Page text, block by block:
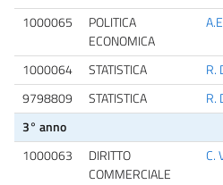
1000065
POLITICA
ECONOMICA
1000064 STATISTICA R.
9798809
STATISTICA R.
3° anno
1000063
DIRITTO
COMMERCIALE
C.